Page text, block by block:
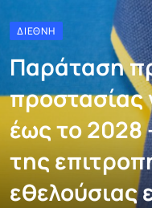
ΔΙΕΘΝΉ
Παράταση
προστασίας
έως το 2028
της
εθελούσιας